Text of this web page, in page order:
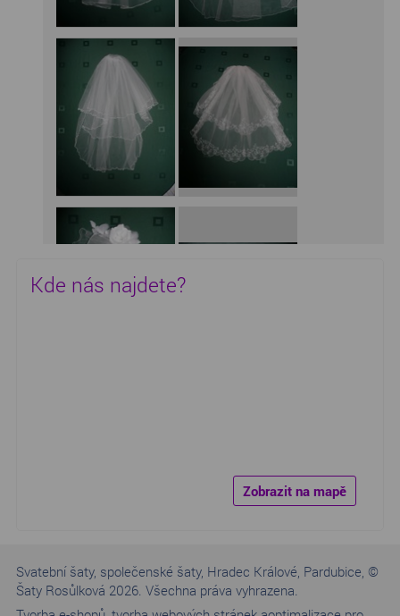
Kde nás najdete?
Zobrazit na mapě
Svatební šaty, společenské šaty, Hradec Králové, Pardubice, ©
Šaty Rosůlková 2026. Všechna práva vyhrazena.